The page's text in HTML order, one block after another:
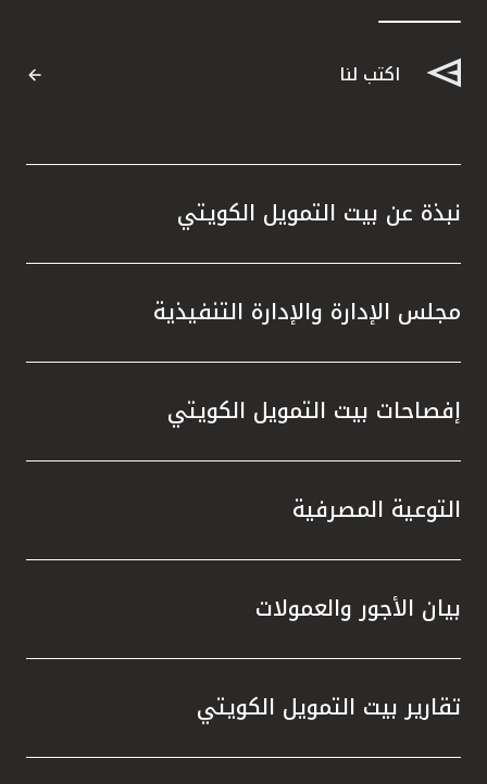
اكتب لنا
نبذة عن بيت التمويل الكويتي
مجلس الإدارة والإدارة التنفيذية
إفصاحات بيت التمويل الكويتي
التوعية المصرفية
بيان الأجور والعمولات
تقارير بيت التمويل الكويتي